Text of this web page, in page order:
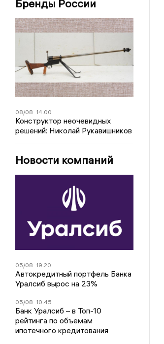
Бренды России
08/08 14:00
Конструктор неочевидных
решений: Николай Рукавишников
Новости компаний
05/08 19:20
Автокредитный портфель Банка
Уралсиб вырос на 23%
05/08 10:45
Банк Уралсиб – в Топ-10
рейтинга по объемам
ипотечного кредитования